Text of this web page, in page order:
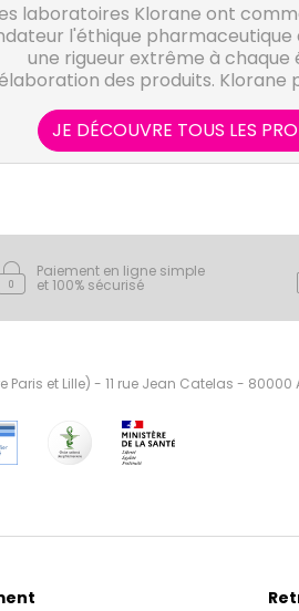
laboratoires Klorane ont
l'éthique pharmaceutique
une rigueur extrême à chaque
des produits. Klorane
protèger notre patrimoine
JE DÉCOUVRE TOUS LES
Paiement en ligne simple
et 100% sécurisé
et Lille) - 11 rue Jean Catelas - 80000